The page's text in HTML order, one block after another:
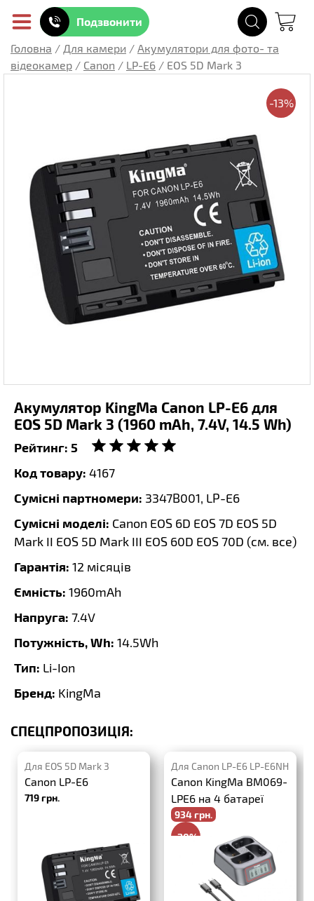
Подзвонити
Головна / Для камери / Акумулятори для фото- та
відеокамер / Canon / LP-E6 / EOS 5D Mark 3
-13%
Акумулятор KingMa Canon LP-E6 для
EOS 5D Mark 3 (1960 mAh, 7.4V, 14.5 Wh)
Рейтинг: 5
Код товару: 4167
Сумісні партномери: 3347B001, LP-E6
Сумісні моделі: Canon EOS 6D EOS 7D EOS 5D
Mark II EOS 5D Mark III EOS 60D EOS 70D (см. все)
Гарантія: 12 місяців
Ємність: 1960mAh
Напруга: 7.4V
Потужність, Wh: 14.5Wh
Тип: Li-Ion
Бренд: KingMa
СПЕЦПРОПОЗИЦІЯ:
Для EOS 5D Mark 3
Canon LP-E6
719 грн.
Для Canon LP-E6 LP-E6NH
Canon KingMa BM069-
LPE6 на 4 батареї
934 грн.
-20%